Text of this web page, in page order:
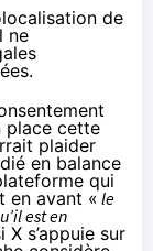
de
ne
place cette
plaider
en balance
qui
en avant «le
est en
X s’appuie sur